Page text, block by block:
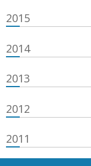
2015
2014
2013
2012
2011